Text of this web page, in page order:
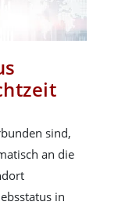
sind,
an die
in